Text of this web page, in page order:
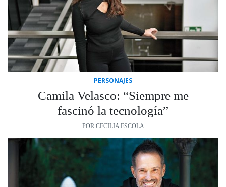
PERSONAJES
Camila Velasco: “Siempre me
fascinó la tecnología”
POR CECILIA ESCOLA